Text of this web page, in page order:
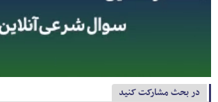
در بحث مشارکت کنید